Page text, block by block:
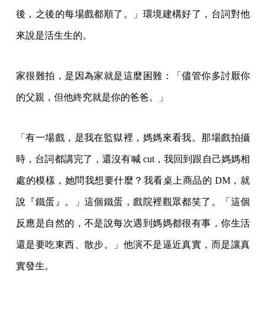
後，之後的每場戲都順了。」環境建構好了，台詞對他
來說是活生生的。
家很難拍，是因為家就是這麼困難：「儘管你多討厭你
的父親，但他終究就是你的爸爸。」
「有一場戲，是我在監獄裡，媽媽來看我。那場戲拍攝
時，台詞都講完了，還沒有喊 cut，我回到跟自己媽媽相
處的模樣，她問我想要什麼？我看桌上商品的 DM，就
說『鐵蛋』。」這個鐵蛋，戲院裡觀眾都笑了。「這個
反應是自然的，不是說每次遇到媽媽都很有事，你生活
還是要吃東西、散步。」他演不是逼近真實，而是讓真
實發生。